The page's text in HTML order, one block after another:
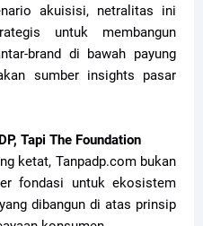
akuisisi, netralitas ini
untuk membangun
brand di bawah payung
sumber insights pasar
Tapi The Foundation
ketat, Tanpadp.com bukan
fondasi untuk ekosistem
dibangun di atas prinsip